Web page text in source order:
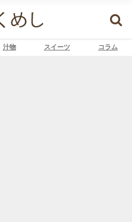
汁物 スイーツ コラム